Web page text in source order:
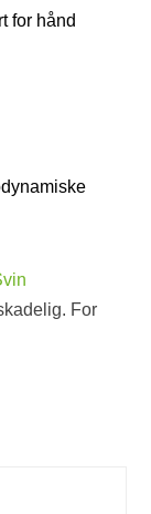
for hånd
For